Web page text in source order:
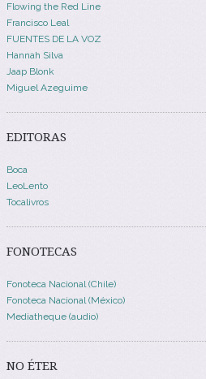
Flowing the Red Line
Francisco Leal
FUENTES DE LA VOZ
Hannah Silva
Jaap Blonk
Miguel Azeguime
EDITORAS
Boca
LeoLento
Tocalivros
FONOTECAS
Fonoteca Nacional (Chile)
Fonoteca Nacional (México)
Mediatheque (audio)
NO ÉTER